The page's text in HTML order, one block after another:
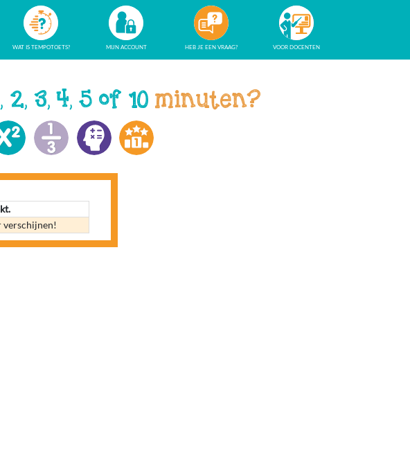
WAT IS TEMPOTOETS? MIJN ACCOUNT HEB JE EEN VRAAG? VOOR DOCENTEN
2, 3, 4, 5 of 10minuten?
verschijnen!